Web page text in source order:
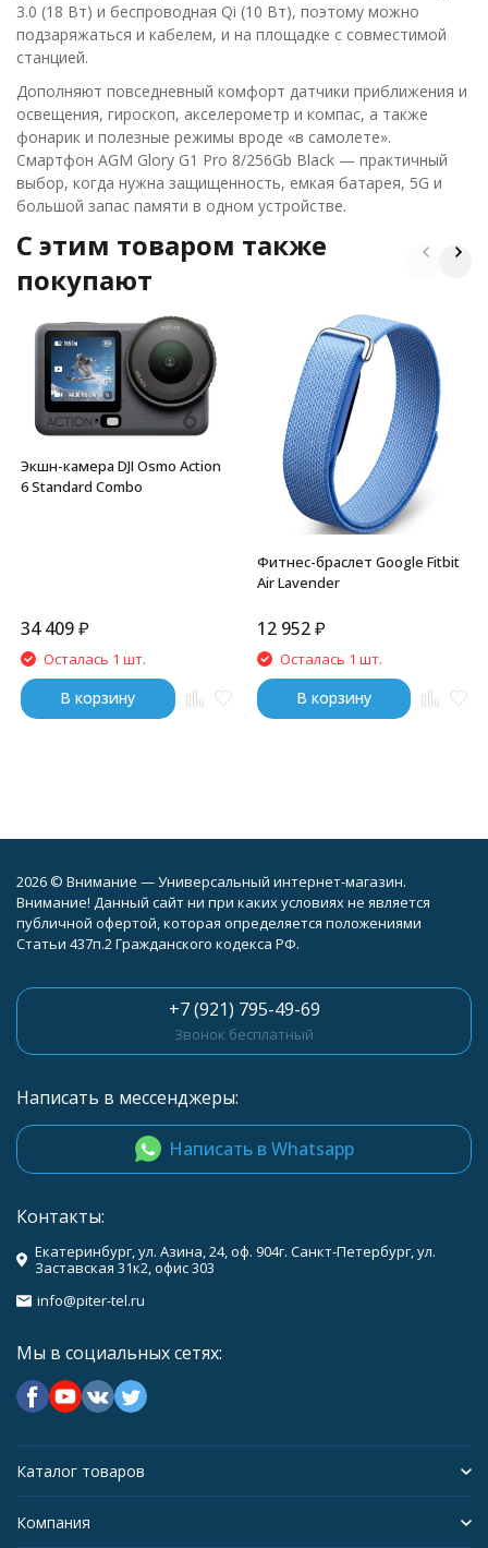
3.0 (18 Вт) и беспроводная Qi (10 Вт), поэтому можно
подзаряжаться и кабелем, и на площадке с совместимой
станцией.
Дополняют повседневный комфорт датчики приближения и
освещения, гироскоп, акселерометр и компас, а также
фонарик и полезные режимы вроде «в самолете».
Смартфон AGM Glory G1 Pro 8/256Gb Black — практичный
выбор, когда нужна защищенность, емкая батарея, 5G и
большой запас памяти в одном устройстве.
C этим товаром также
покупают
Экшн-камера DJI Osmo Action
6 Standard Combo
34 409₽
Осталась 1 шт.
В корзину
Фитнес-браслет Google Fitbit
Air Lavender
12 952 ₽
Осталась 1 шт.
В корзину
2026 © Внимание — Универсальный интернет-магазин.
Внимание! Данный сайт ни при каких условиях не является
публичной офертой, которая определяется положениями
Статьи 437п.2 Гражданского кодекса РФ.
+7 (921) 795-49-69
Звонок бесплатный
Написать в мессенджеры:
Написать в Whatsapp
Контакты:
Екатеринбург, ул. Азина, 24, оф. 904г. Санкт-Петербург, ул.
Заставская 31к2, офис 303
info@piter-tel.ru
Мы в социальных сетях:
Каталог товаров
Компания